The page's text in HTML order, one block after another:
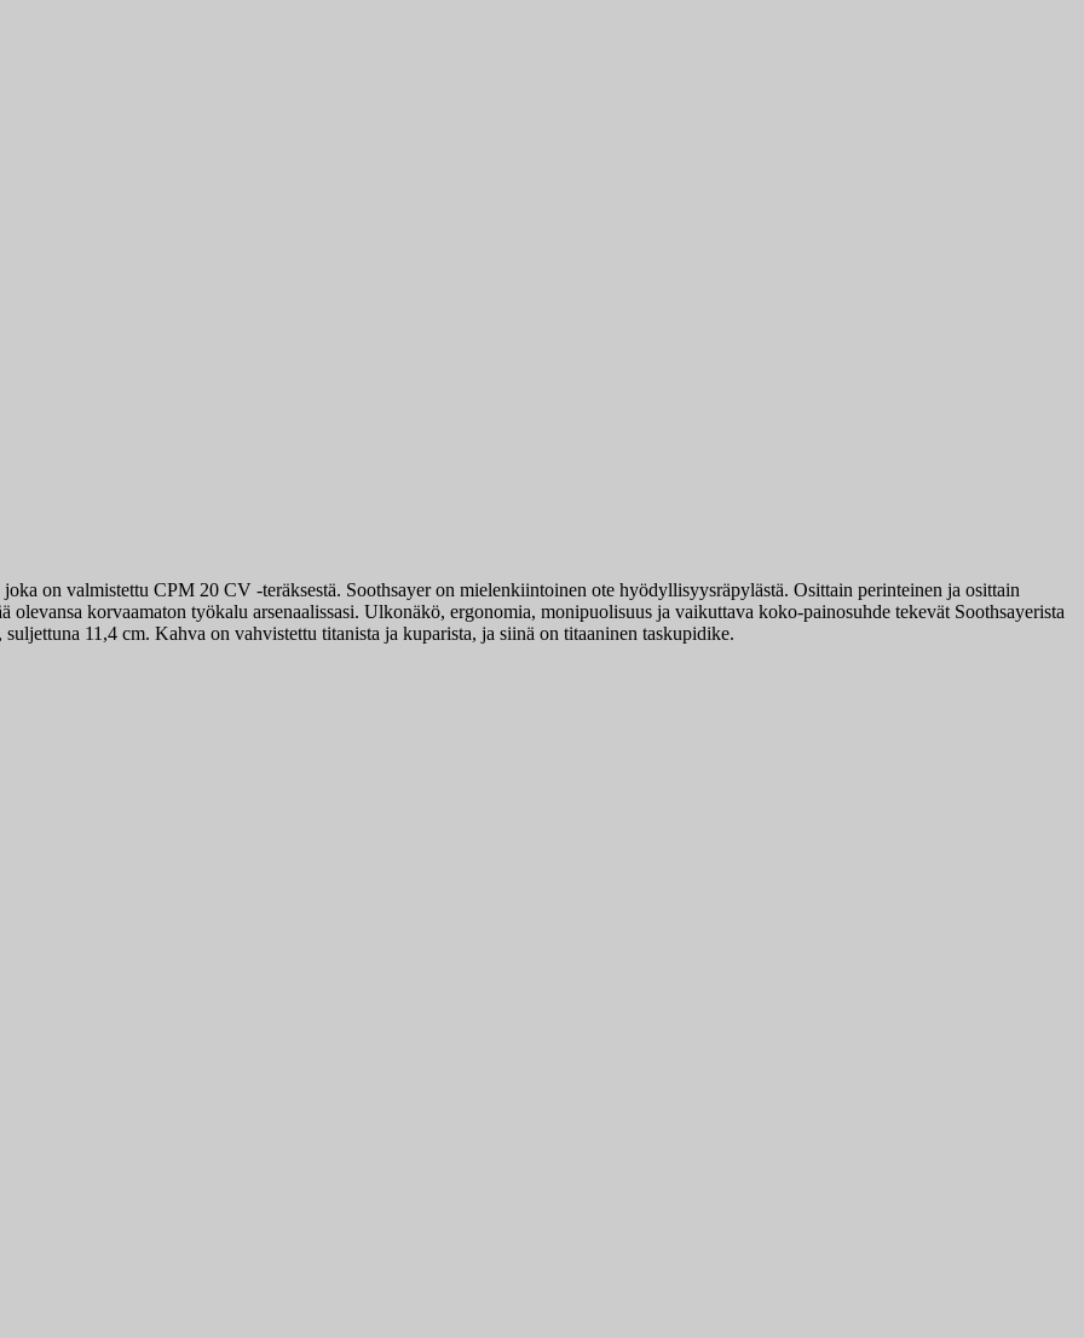
on valmistettu CPM 20 CV -teräksestä. Soothsayer on mielenkiintoinen ote hyödyllisyysräpylästä. Osittain perinteinen ja osittain
korvaamaton työkalu arsenaalissasi. Ulkonäkö, ergonomia, monipuolisuus ja vaikuttava koko-painosuhde tekevät Soothsayerista
11,4 cm. Kahva on vahvistettu titanista ja kuparista, ja siinä on titaaninen taskupidike.